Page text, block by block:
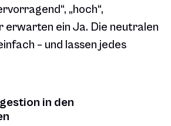
„hoch“,
erwarten ein Ja. Die neutralen
– und lassen jedes
in den